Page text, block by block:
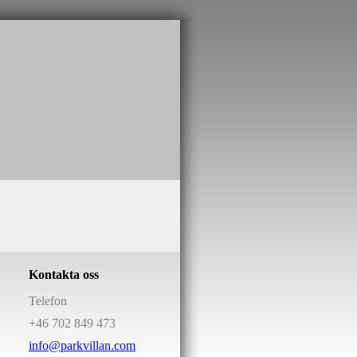
Kontakta oss
Telefon
+46 702 849 473
info@parkvillan.com